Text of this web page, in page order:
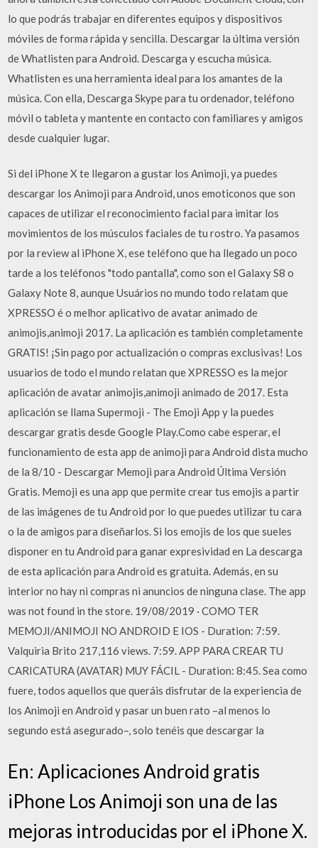
lo que podrás trabajar en diferentes equipos y dispositivos
móviles de forma rápida y sencilla. Descargar la última versión
de Whatlisten para Android. Descarga y escucha música.
Whatlisten es una herramienta ideal para los amantes de la
música. Con ella, Descarga Skype para tu ordenador, teléfono
móvil o tableta y mantente en contacto con familiares y amigos
desde cualquier lugar.
Si del iPhone X te llegaron a gustar los Animoji, ya puedes
descargar los Animoji para Android, unos emoticonos que son
capaces de utilizar el reconocimiento facial para imitar los
movimientos de los músculos faciales de tu rostro. Ya pasamos
por la review al iPhone X, ese teléfono que ha llegado un poco
tarde a los teléfonos "todo pantalla", como son el Galaxy S8 o
Galaxy Note 8, aunque Usuários no mundo todo relatam que
XPRESSO é o melhor aplicativo de avatar animado de
animojis,animoji 2017. La aplicación es también completamente
GRATIS! ¡Sin pago por actualización o compras exclusivas! Los
usuarios de todo el mundo relatan que XPRESSO es la mejor
aplicación de avatar animojis,animoji animado de 2017. Esta
aplicación se llama Supermoji - The Emoji App y la puedes
descargar gratis desde Google Play.Como cabe esperar, el
funcionamiento de esta app de animoji para Android dista mucho
de la 8/10 - Descargar Memoji para Android Última Versión
Gratis. Memoji es una app que permite crear tus emojis a partir
de las imágenes de tu Android por lo que puedes utilizar tu cara
o la de amigos para diseñarlos. Si los emojis de los que sueles
disponer en tu Android para ganar expresividad en La descarga
de esta aplicación para Android es gratuita. Además, en su
interior no hay ni compras ni anuncios de ninguna clase. The app
was not found in the store. 19/08/2019 · COMO TER
MEMOJI/ANIMOJI NO ANDROID E IOS - Duration: 7:59.
Valquiria Brito 217,116 views. 7:59. APP PARA CREAR TU
CARICATURA (AVATAR) MUY FÁCIL - Duration: 8:45. Sea como
fuere, todos aquellos que queráis disfrutar de la experiencia de
los Animoji en Android y pasar un buen rato –al menos lo
segundo está asegurado–, solo tenéis que descargar la
En: Aplicaciones Android gratis
iPhone Los Animoji son una de las
mejoras introducidas por el iPhone X.